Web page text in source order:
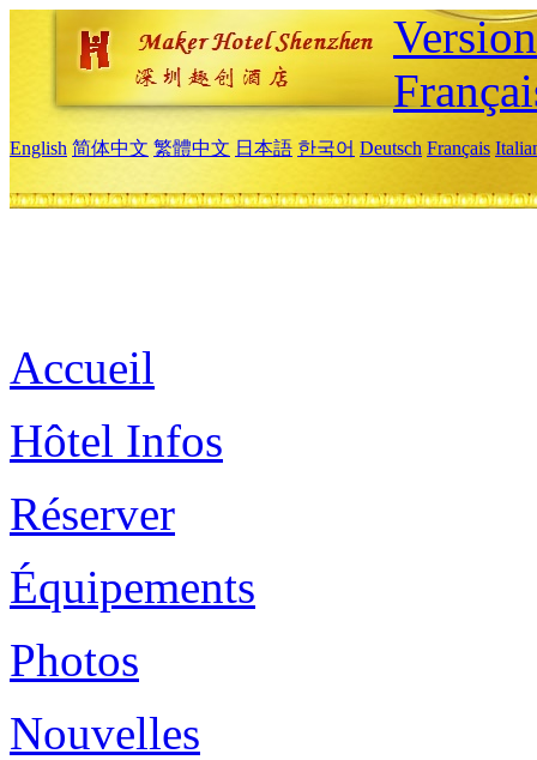
English 简体中文 繁體中文 日本語 한국어 Deutsch Français
Accueil
Hôtel Infos
Réserver
Équipements
Photos
Nouvelles